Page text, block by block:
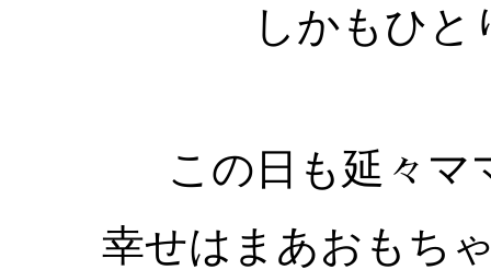
しかもひと
この日も延々マ
幸せはまあおもち